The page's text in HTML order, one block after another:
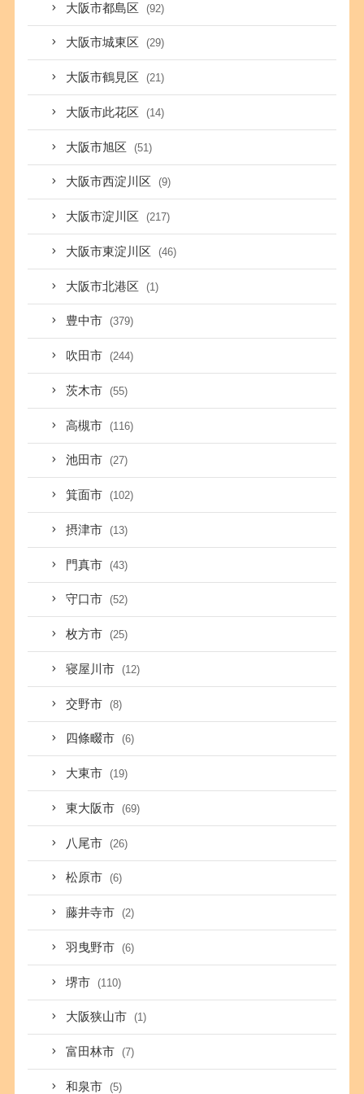
大阪市都島区 (92)
大阪市城東区 (29)
大阪市鶴見区 (21)
大阪市此花区 (14)
大阪市旭区 (51)
大阪市西淀川区 (9)
大阪市淀川区 (217)
大阪市東淀川区 (46)
大阪市北港区 (1)
豊中市 (379)
吹田市 (244)
茨木市 (55)
高槻市 (116)
池田市 (27)
箕面市 (102)
摂津市 (13)
門真市 (43)
守口市 (52)
枚方市 (25)
寝屋川市 (12)
交野市 (8)
四條畷市 (6)
大東市 (19)
東大阪市 (69)
八尾市 (26)
松原市 (6)
藤井寺市 (2)
羽曳野市 (6)
堺市 (110)
大阪狭山市 (1)
富田林市 (7)
和泉市 (5)